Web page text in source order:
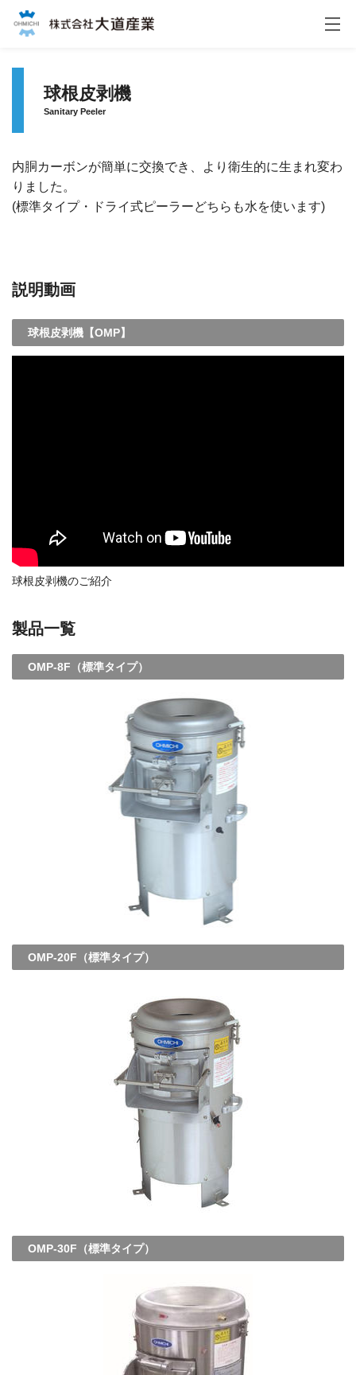
球根皮剥機
Sanitary Peeler
内胴カーボンが簡単に交換でき、より衛生的に生まれ変わ
りました。
(標準タイプ・ドライ式ピーラーどちらも水を使います)
説明動画
球根皮剥機【OMP】
球根皮剥機のご紹介
製品一覧
OMP-8F（標準タイプ）
OMP-20F（標準タイプ）
OMP-30F（標準タイプ）